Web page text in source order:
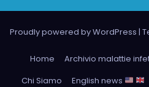
Proudly powered by WordPress |
Home Archivio malattie
Chi Siamo
English news